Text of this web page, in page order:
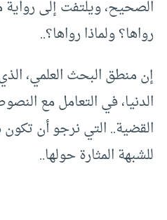
الصحيح، ويلتفت إلى رواية
رواها؟ ولماذا رواها؟..
إن منطق البحث العلمي،
الدنيا، في التعامل مع
القضية.. التي نرجو أن
للشبهة المثارة حولها..